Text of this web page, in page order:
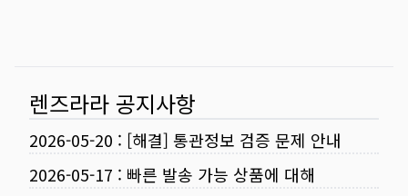
렌즈라라 공지사항
2026-05-20 : [해결] 통관정보 검증 문제 안내
2026-05-17 : 빠른 발송 가능 상품에 대해